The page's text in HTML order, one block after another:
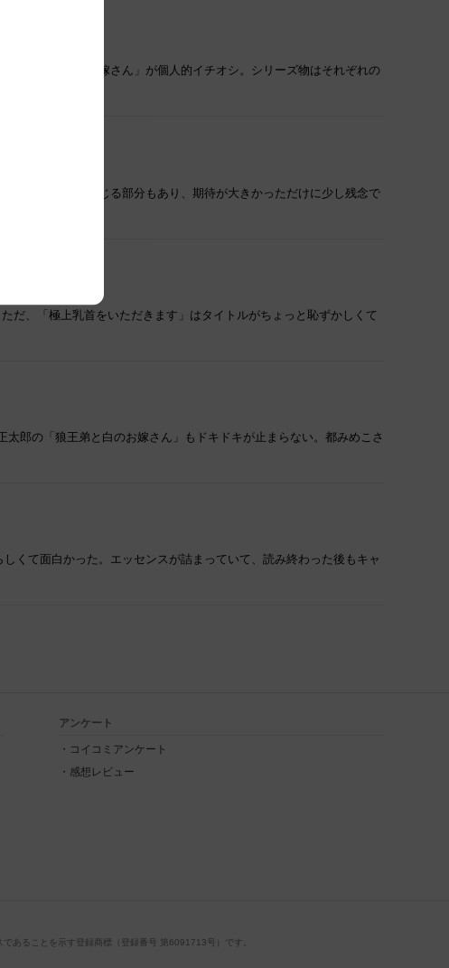
狼王弟と白のお嫁さん」が個人的イチオシ。シリーズ物はそれぞれの
物足りなさを感じる部分もあり、期待が大きかっただけに少し残念で
だ、「極上乳首をいただきます」はタイトルがちょっと恥ずかしくて
郎の「狼王弟と白のお嫁さん」もドキドキが止まらない。都みめこさ
くて面白かった。エッセンスが詰まっていて、読み終わった後もキャ
アンケート
コイコミアンケート
感想レビュー
あることを示す登録商標（登録番号 第6091713号）です。